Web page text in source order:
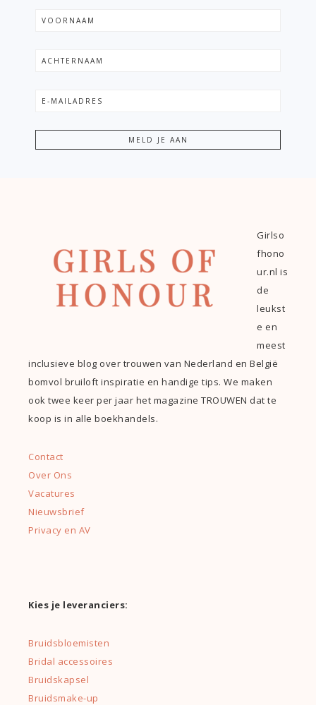
Girlso
fhono
ur.nl is
de
leukst
e en
meest
inclusieve blog over trouwen van Nederland en België
bomvol bruiloft inspiratie en handige tips. We maken
ook twee keer per jaar het magazine TROUWEN dat te
koop is in alle boekhandels.
Contact
Over Ons
Vacatures
Nieuwsbrief
Privacy en AV
Kies je leveranciers:
Bruidsbloemisten
Bridal accessoires
Bruidskapsel
Bruidsmake-up